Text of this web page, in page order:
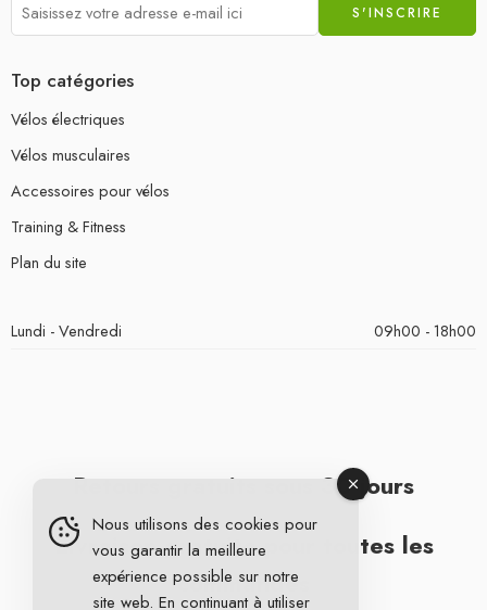
Top catégories
Vélos électriques
Vélos musculaires
Accessoires pour vélos
Training & Fitness
Plan du site
Lundi - Vendredi 09h00 - 18h00
Retours gratuits sous 30 jours
Livraison gratuite pour toutes les
commandes
Nous utilisons des cookies pour
vous garantir la meilleure
expérience possible sur notre
site web. En continuant à utiliser